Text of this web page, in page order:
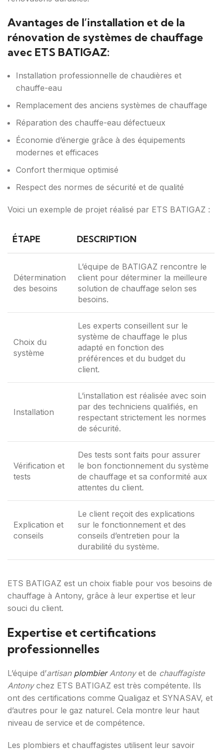
Avantages de l’installation et de la
rénovation de systèmes de chauffage
avec ETS BATIGAZ:
Installation professionnelle de chaudières et
chauffe-eau
Remplacement des anciens systèmes de chauffage
Réparation des chauffe-eau défectueux
Économie d’énergie grâce à des équipements
modernes et efficaces
Confort thermique optimisé
Respect des normes de sécurité et de qualité
Voici un exemple de projet réalisé par ETS BATIGAZ :
ÉTAPE DESCRIPTION
Détermination
des besoins
L’équipe de BATIGAZ rencontre le
client pour déterminer la meilleure
solution de chauffage selon ses
besoins.
Choix du
système
Les experts conseillent sur le
système de chauffage le plus
adapté en fonction des
préférences et du budget du
client.
Installation
L’installation est réalisée avec soin
par des techniciens qualifiés, en
respectant strictement les normes
de sécurité.
Vérification et
tests
Des tests sont faits pour assurer
le bon fonctionnement du système
de chauffage et sa conformité aux
attentes du client.
Explication et
conseils
Le client reçoit des explications
sur le fonctionnement et des
conseils d’entretien pour la
durabilité du système.
ETS BATIGAZ est un choix fiable pour vos besoins de
chauffage à Antony, grâce à leur expertise et leur
souci du client.
Expertise et certifications
professionnelles
L’équipe d’artisan plombierAntonyet de chauffagiste
Antonychez ETS BATIGAZ est très compétente. Ils
ont des certifications comme Qualigaz et SYNASAV, et
d’autres pour le gaz naturel. Cela montre leur haut
niveau de service et de compétence.
Les plombiers et chauffagistes utilisent leur savoir